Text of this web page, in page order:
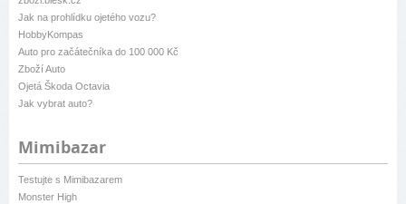
Jak na prohlídku ojetého vozu?
HobbyKompas
Auto pro začátečníka do 100 000 Kč
Zboží Auto
Ojetá Škoda Octavia
Jak vybrat auto?
Mimibazar
Testujte s Mimibazarem
Monster High